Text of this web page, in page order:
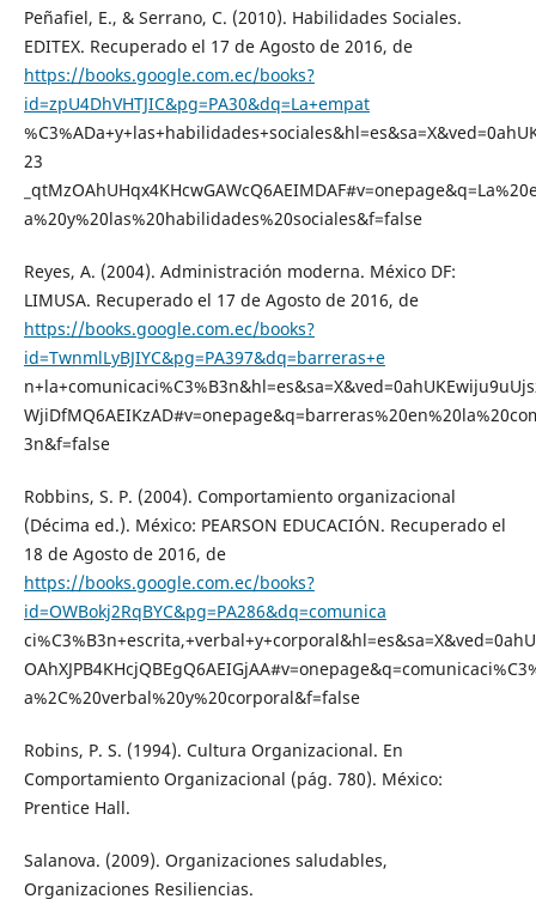
Peñafiel, E., & Serrano, C. (2010). Habilidades Sociales.
EDITEX. Recuperado el 17 de Agosto de 2016, de
https://books.google.com.ec/books?
id=zpU4DhVHTJIC&pg=PA30&dq=La+empat
23
a%20y%20las%20habilidades%20sociales&f=false
Reyes, A. (2004). Administración moderna. México DF:
LIMUSA. Recuperado el 17 de Agosto de 2016, de
https://books.google.com.ec/books?
id=TwnmlLyBJIYC&pg=PA397&dq=barreras+e
3n&f=false
Robbins, S. P. (2004). Comportamiento organizacional
(Décima ed.). México: PEARSON EDUCACIÓN. Recuperado el
18 de Agosto de 2016, de
https://books.google.com.ec/books?
id=OWBokj2RqBYC&pg=PA286&dq=comunica
a%2C%20verbal%20y%20corporal&f=false
Robins, P. S. (1994). Cultura Organizacional. En
Comportamiento Organizacional (pág. 780). México:
Prentice Hall.
Salanova. (2009). Organizaciones saludables,
Organizaciones Resiliencias.